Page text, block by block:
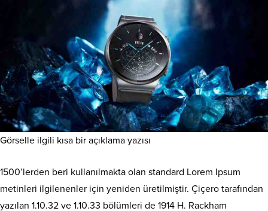
Görselle ilgili kısa bir açıklama yazısı
1500’lerden beri kullanılmakta olan standard Lorem Ipsum
metinleri ilgilenenler için yeniden üretilmiştir. Çiçero tarafından
yazılan 1.10.32 ve 1.10.33 bölümleri de 1914 H. Rackham